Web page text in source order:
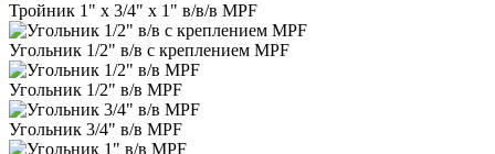
Тройник 1" х 3/4" х 1" в/в/в MPF
Угольник 1/2" в/в с креплением MPF
Угольник 1/2" в/в MPF
Угольник 3/4" в/в MPF